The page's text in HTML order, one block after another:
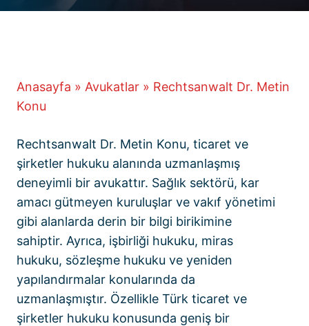
Anasayfa » Avukatlar » Rechtsanwalt Dr. Metin
Konu
Rechtsanwalt Dr. Metin Konu, ticaret ve
şirketler hukuku alanında uzmanlaşmış
deneyimli bir avukattır. Sağlık sektörü, kar
amacı gütmeyen kuruluşlar ve vakıf yönetimi
gibi alanlarda derin bir bilgi birikimine
sahiptir. Ayrıca, işbirliği hukuku, miras
hukuku, sözleşme hukuku ve yeniden
yapılandırmalar konularında da
uzmanlaşmıştır. Özellikle Türk ticaret ve
şirketler hukuku konusunda geniş bir